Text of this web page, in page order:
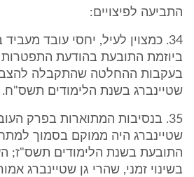
התביעה לפיצויים:
34. כמצוין לעיל, יחסי עובד
בעקבות ההחלטה שהתקבלה
שטיינברג בשנת הלימודים תשס"ח.
35. בנסיבות המתוארות בפרק
שטיינברג היה ממוקם בסמוך
התובעת בשנת הלימודים תשס"ז;
בשינוי זמני, שהרי גן שטיינברג